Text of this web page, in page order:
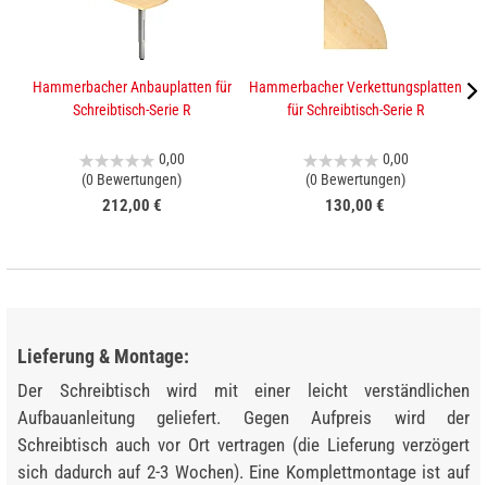
Hammerbacher Anbauplatten für
Schreibtisch-Serie R
0,00
(0 Bewertungen)
212,00 €
Hammerbacher Verkettungsplatten
für Schreibtisch-Serie R
0,00
(0 Bewertungen)
130,00 €
Lieferung & Montage:
Der Schreibtisch wird mit einer leicht verständlichen
Aufbauanleitung geliefert. Gegen Aufpreis wird der
Schreibtisch auch vor Ort vertragen (die Lieferung verzögert
sich dadurch auf 2-3 Wochen). Eine Komplettmontage ist auf